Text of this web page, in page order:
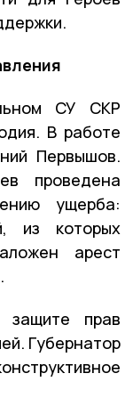
СУ СКР
В работе
Первышов.
проведена
ущерба:
из которых
арест
защите прав
Губернатор